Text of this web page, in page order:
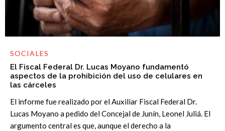
SOCIALES
El Fiscal Federal Dr. Lucas Moyano fundamentó
aspectos de la prohibición del uso de celulares en
las cárceles
El informe fue realizado por el Auxiliar Fiscal Federal Dr.
Lucas Moyano a pedido del Concejal de Junín, Leonel Juliá. El
argumento central es que, aunque el derecho a la